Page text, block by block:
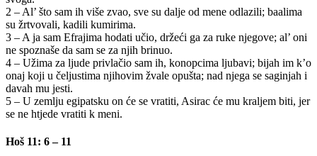
2 – Al’ što sam ih više zvao, sve su dalje od mene odlazili; baalima
su žrtvovali, kadili kumirima.
3 – A ja sam Efrajima hodati učio, držeći ga za ruke njegove; al’ oni
ne spoznaše da sam se za njih brinuo.
4 – Užima za ljude privlačio sam ih, konopcima ljubavi; bijah im k’o
onaj koji u čeljustima njihovim žvale opušta; nad njega se saginjah i
davah mu jesti.
5 – U zemlju egipatsku on će se vratiti, Asirac će mu kraljem biti, jer
se ne htjede vratiti k meni.
Hoš 11: 6 – 11